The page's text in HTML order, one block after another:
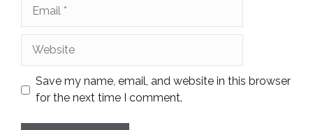
Save my name, email, and website in this browser
for the next time I comment.